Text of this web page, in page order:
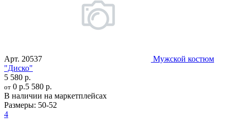
Арт. 20537
Мужской костюм
"Диско"
5 580 р.
от 0 р.5 580 р.
В наличии на маркетплейсах
Размеры: 50-52
4